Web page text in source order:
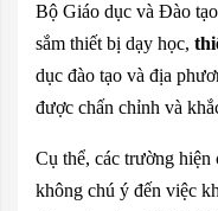
Bộ Giáo dục và Đào
sắm thiết bị dạy học,
dục đào tạo và địa
được chấn chỉnh và
Cụ thể, các trường hiện
không chú ý đến việc